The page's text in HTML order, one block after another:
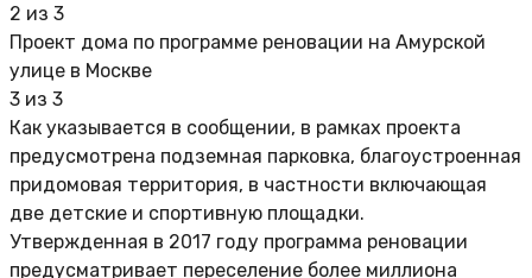
2 из 3
Проект дома по программе реновации на Амурской
улице в Москве
3 из 3
Как указывается в сообщении, в рамках проекта
предусмотрена подземная парковка, благоустроенная
придомовая территория, в частности включающая
две детские и спортивную площадки.
Утвержденная в 2017 году программа реновации
предусматривает переселение более миллиона